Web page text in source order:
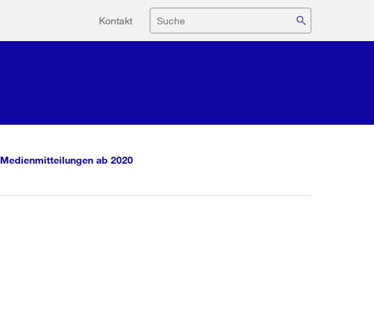
Hilfsnavigation
Kontakt Suche
Medienmitteilungen ab 2020